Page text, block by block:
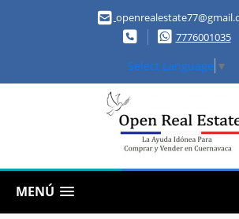
7776001035
Select Language ▼
MENÚ